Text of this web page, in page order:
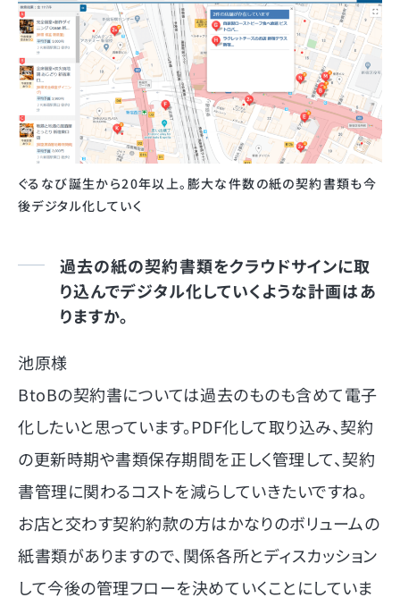
ぐるなび誕生から20年以上。膨大な件数の紙の契約書類も今
後デジタル化していく
過去の紙の契約書類をクラウドサインに取
り込んでデジタル化していくような計画はあ
りますか。
池原様
BtoBの契約書については過去のものも含めて電子
化したいと思っています。PDF化して取り込み、契約
の更新時期や書類保存期間を正しく管理して、契約
書管理に関わるコストを減らしていきたいですね。
お店と交わす契約約款の方はかなりのボリュームの
紙書類がありますので、関係各所とディスカッション
して今後の管理フローを決めていくことにしていま